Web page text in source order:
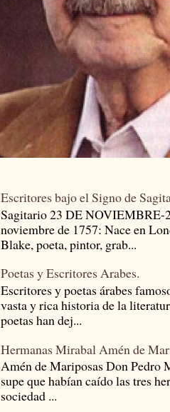
Escritores bajo el Signo de
Sagitario 23 DE
noviembre de 1757: Nace en
Blake, poeta, pintor, grab...
Poetas y Escritores Arabes.
Escritores y poetas árabes
vasta y rica historia de la
poetas han dej...
Hermanas Mirabal Amén de
Amén de Mariposas Don
supe que habían caído las tres
sociedad ...